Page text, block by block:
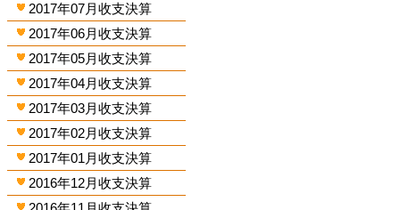
2017年07月收支決算
2017年06月收支決算
2017年05月收支決算
2017年04月收支決算
2017年03月收支決算
2017年02月收支決算
2017年01月收支決算
2016年12月收支決算